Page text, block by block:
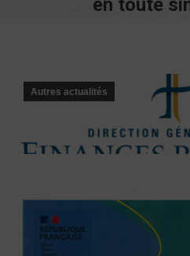
en toute
Autres actualités